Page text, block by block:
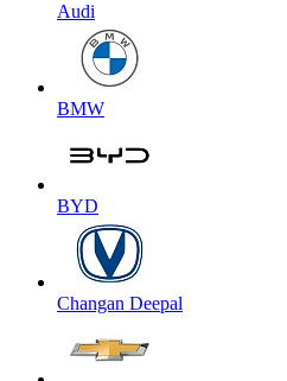
Audi
BMW
BYD
Changan Deepal